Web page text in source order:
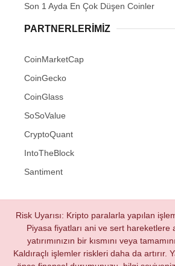
Son 1 Ayda En Çok Düşen Coinler
PARTNERLERIMIZ
CoinMarketCap
CoinGecko
CoinGlass
SoSoValue
CryptoQuant
IntoTheBlock
Santiment
Risk Uyarısı: Kripto paralarla yapılan
Piyasa fiyatları ani ve sert hareketlere
yatırımınızın bir kısmını veya
Kaldıraçlı işlemler riskleri daha da artırır.